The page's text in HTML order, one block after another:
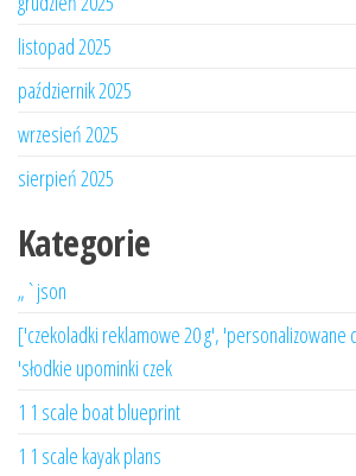
listopad 2025
październik 2025
wrzesień 2025
sierpień 2025
Kategorie
„`json
['czekoladki reklamowe 20 g', 'personalizowane
'słodkie upominki czek
1 1 scale boat blueprint
1 1 scale kayak plans